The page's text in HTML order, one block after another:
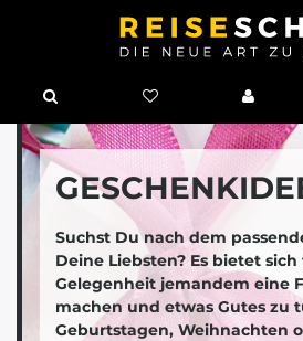
Suchst Du nach dem
Deine Liebsten? Es bietet
Gelegenheit jemandem eine
machen und etwas Gutes zu
Geburtstagen, Weihnachten